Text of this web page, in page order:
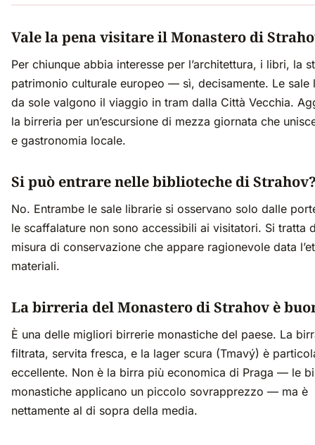
Vale la pena visitare il Monastero di
Per chiunque abbia interesse per l’architettura, i libri, la
patrimonio culturale europeo — sì, decisamente. Le sale
da sole valgono il viaggio in tram dalla Città Vecchia.
la birreria per un’escursione di mezza giornata che
e gastronomia locale.
Si può entrare nelle biblioteche di
No. Entrambe le sale librarie si osservano solo dalle
le scaffalature non sono accessibili ai visitatori. Si tratta
misura di conservazione che appare ragionevole data
materiali.
La birreria del Monastero di Strahov è
È una delle migliori birrerie monastiche del paese. La
filtrata, servita fresca, e la lager scura (Tmavý) è
eccellente. Non è la birra più economica di Praga — le
monastiche applicano un piccolo sovrapprezzo — ma è
nettamente al di sopra della media.